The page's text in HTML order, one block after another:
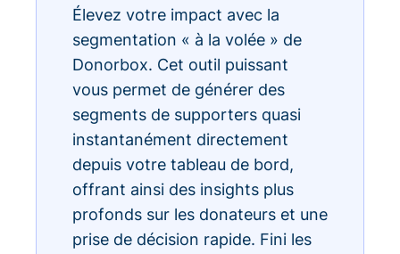
Élevez votre impact avec la
segmentation « à la volée » de
Donorbox. Cet outil puissant
vous permet de générer des
segments de supporters quasi
instantanément directement
depuis votre tableau de bord,
offrant ainsi des insights plus
profonds sur les donateurs et une
prise de décision rapide. Fini les